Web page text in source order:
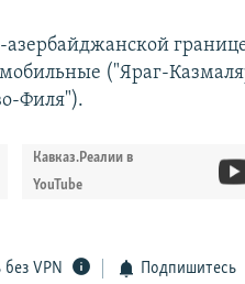
азербайджанской
("Яраг-
Филя").
Кавказ.Реалии в
YouTube
VPN Подпишитесь